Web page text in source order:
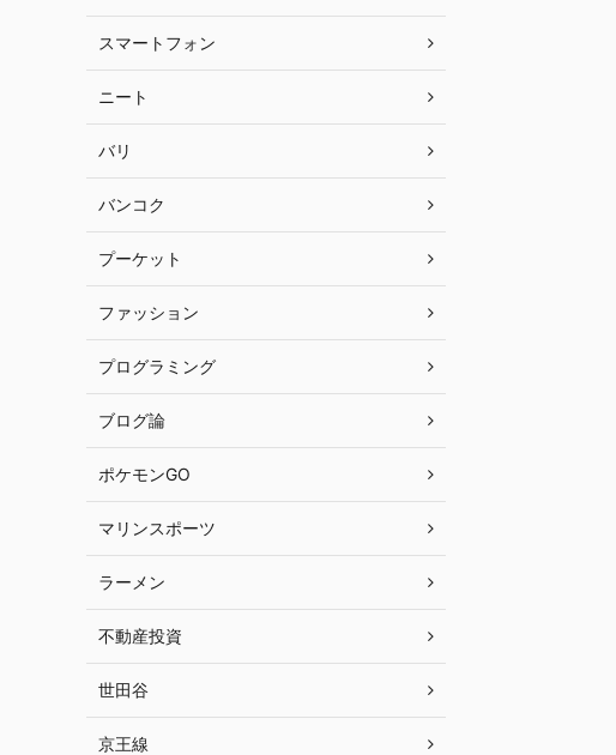
スマートフォン
ニート
バリ
バンコク
プーケット
ファッション
プログラミング
ブログ論
ポケモンGO
マリンスポーツ
ラーメン
不動産投資
世田谷
京王線